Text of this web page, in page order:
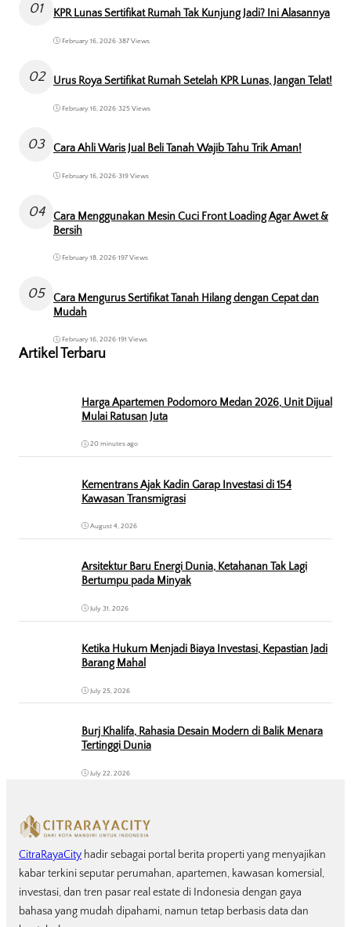
01 KPR Lunas Sertifikat Rumah Tak Kunjung Jadi? Ini Alasannya
February 16, 2026• 387 Views
02 Urus Roya Sertifikat Rumah Setelah KPR Lunas, Jangan Telat!
February 16, 2026• 325 Views
03 Cara Ahli Waris Jual Beli Tanah Wajib Tahu Trik Aman!
February 16, 2026• 319 Views
04
Cara Menggunakan Mesin Cuci Front Loading Agar Awet &
Bersih
February 18, 2026•197 Views
05
Cara Mengurus Sertifikat Tanah Hilang dengan Cepat dan
Mudah
February 16, 2026•191 Views
Artikel Terbaru
Harga Apartemen Podomoro Medan 2026, Unit Dijual
Mulai Ratusan Juta
20 minutes ago
Kementrans Ajak Kadin Garap Investasi di 154
Kawasan Transmigrasi
August 4, 2026
Arsitektur Baru Energi Dunia, Ketahanan Tak Lagi
Bertumpu pada Minyak
July 31, 2026
Ketika Hukum Menjadi Biaya Investasi, Kepastian Jadi
Barang Mahal
July 25, 2026
Burj Khalifa, Rahasia Desain Modern di Balik Menara
Tertinggi Dunia
July 22, 2026
CitraRayaCity hadir sebagai portal berita properti yang menyajikan
kabar terkini seputar perumahan, apartemen, kawasan komersial,
investasi, dan tren pasar real estate di Indonesia dengan gaya
bahasa yang mudah dipahami, namun tetap berbasis data dan